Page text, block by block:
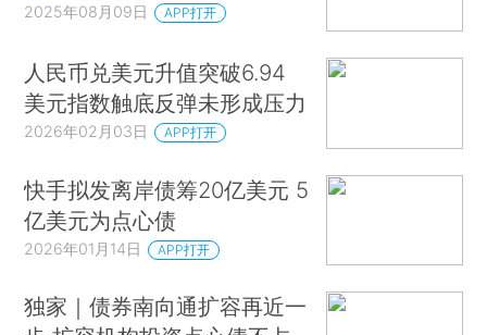
2025年08月09日 APP打开
人民币兑美元升值突破6.94
美元指数触底反弹未形成压力
2026年02月03日 APP打开
快手拟发离岸债筹20亿美元 5
亿美元为点心债
2026年01月14日 APP打开
独家｜债券南向通扩容再近一